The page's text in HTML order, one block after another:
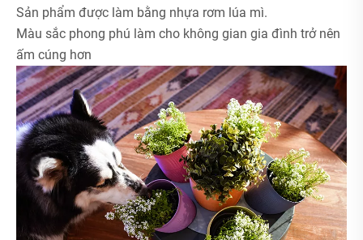
Sản phẩm được làm bằng nhựa rơm lúa mì.
Màu sắc phong phú làm cho không gian gia đình trở nên
ấm cúng hơn